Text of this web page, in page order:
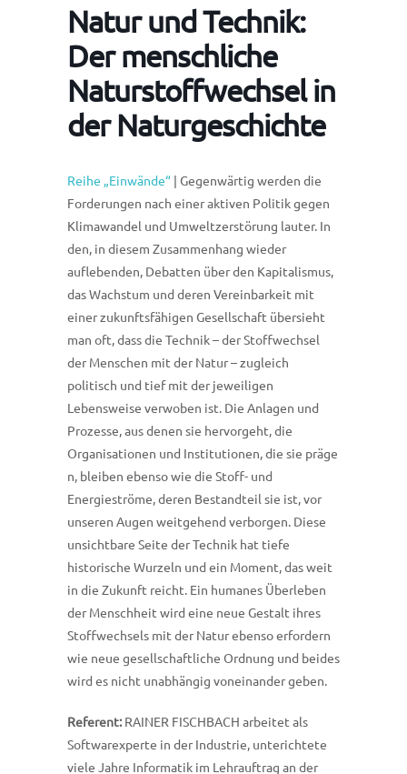
Natur und Technik:
Der menschliche
Naturstoffwechsel in
der Naturgeschichte
Reihe „Einwände“ | Gegenwärtig werden die
Forderungen nach einer aktiven Politik gegen
Klimawandel und Umweltzerstörung lauter. In
den, in diesem Zusammenhang wieder
auflebenden, Debatten über den Kapitalismus,
das Wachstum und deren Vereinbarkeit mit
einer zukunftsfähigen Gesellschaft übersieht
man oft, dass die Technik – der Stoffwechsel
der Menschen mit der Natur – zugleich
politisch und tief mit der jeweiligen
Lebensweise verwoben ist. Die Anlagen und
Prozesse, aus denen sie hervorgeht, die
Organisationen und Institutionen, die sie präge
n, bleiben ebenso wie die Stoff- und
Energieströme, deren Bestandteil sie ist, vor
unseren Augen weitgehend verborgen. Diese
unsichtbare Seite der Technik hat tiefe
historische Wurzeln und ein Moment, das weit
in die Zukunft reicht. Ein humanes Überleben
der Menschheit wird eine neue Gestalt ihres
Stoffwechsels mit der Natur ebenso erfordern
wie neue gesellschaftliche Ordnung und beides
wird es nicht unabhängig voneinander geben.
Referent:RAINER FISCHBACH arbeitet als
Softwarexperte in der Industrie, unterichtete
viele Jahre Informatik im Lehrauftrag an der